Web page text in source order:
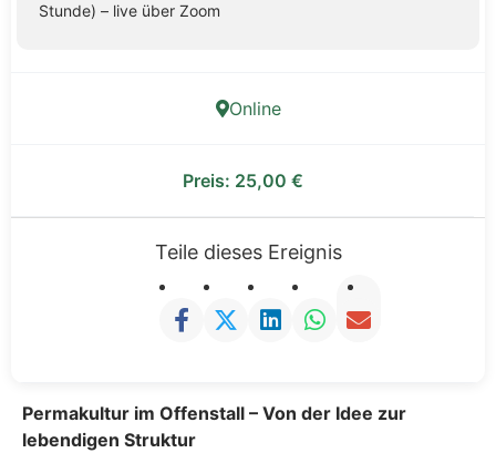
Stunde) – live über Zoom
Online
Preis: 25,00 €
Teile dieses Ereignis
Permakultur im Offenstall – Von der Idee zur
lebendigen Struktur